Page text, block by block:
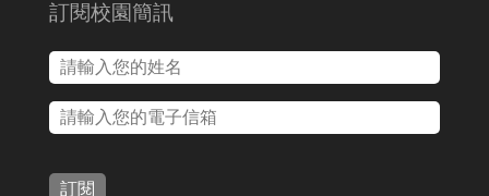
訂閱校園簡訊
訂閱